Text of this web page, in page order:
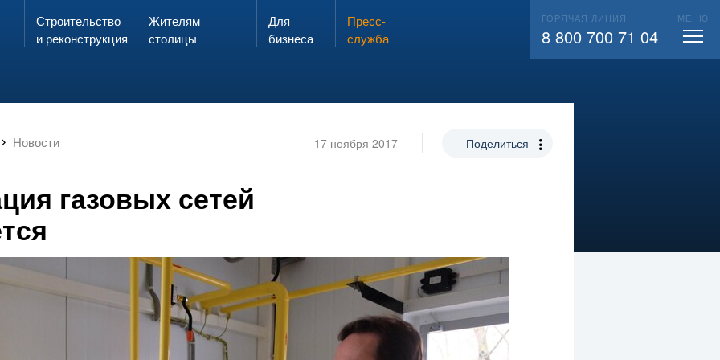
Запах газа?
ЗВОНИ 104 ВЫЗВАТЬ СЛЕСАРЯ
Строительство
и реконструкция
Жителям
столицы
Для
бизнеса
Пресс-
служба
ГОРЯЧАЯ ЛИНИЯ
8 800 700 71 04
МЕНЮ
Новости 17 ноября 2017 Поделиться
газовых сетей